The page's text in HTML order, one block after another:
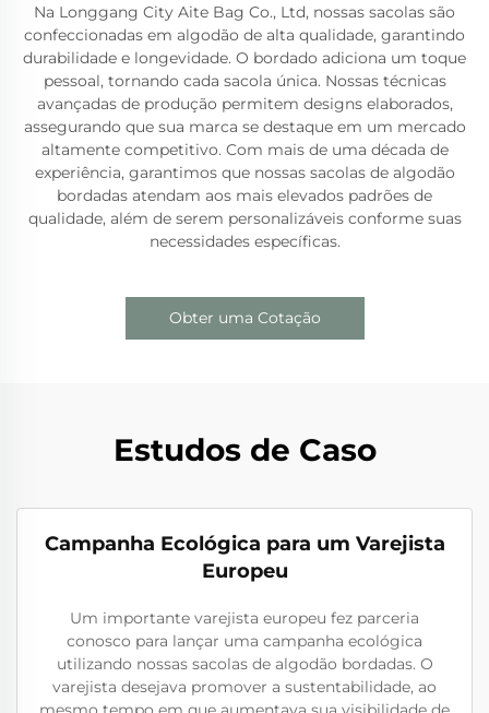
Na Longgang City Aite Bag Co., Ltd, nossas sacolas são
confeccionadas em algodão de alta qualidade, garantindo
durabilidade e longevidade. O bordado adiciona um toque
pessoal, tornando cada sacola única. Nossas técnicas
avançadas de produção permitem designs elaborados,
assegurando que sua marca se destaque em um mercado
altamente competitivo. Com mais de uma década de
experiência, garantimos que nossas sacolas de algodão
bordadas atendam aos mais elevados padrões de
qualidade, além de serem personalizáveis conforme suas
necessidades específicas.
Obter uma Cotação
Estudos de Caso
Campanha Ecológica para um Varejista
Europeu
Um importante varejista europeu fez parceria
conosco para lançar uma campanha ecológica
utilizando nossas sacolas de algodão bordadas. O
varejista desejava promover a sustentabilidade, ao